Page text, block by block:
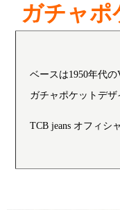
ガチャポ
ベースは1950年代
ガチャポケットデザ
TCB jeans オフィシ